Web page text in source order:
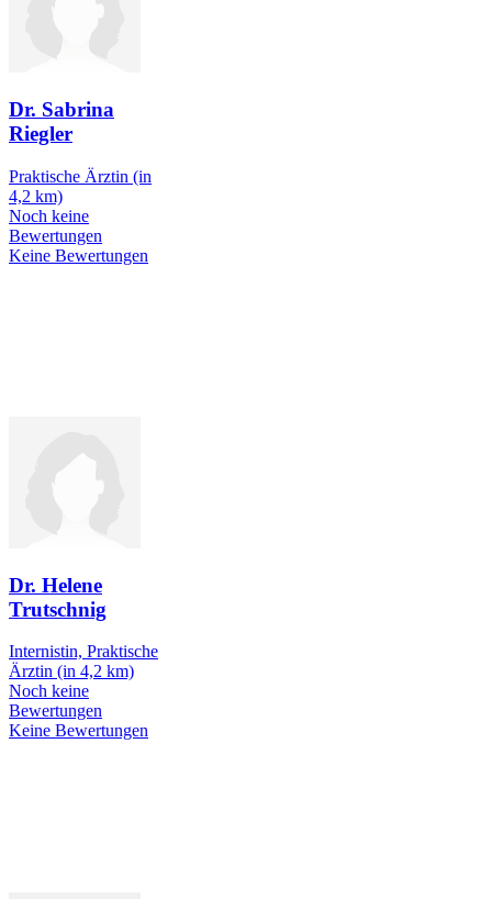
Dr. Sabrina
Riegler
Praktische Ärztin (in
4,2 km)
Noch keine
Bewertungen
Keine Bewertungen
Dr. Helene
Trutschnig
Internistin, Praktische
Ärztin (in 4,2 km)
Noch keine
Bewertungen
Keine Bewertungen